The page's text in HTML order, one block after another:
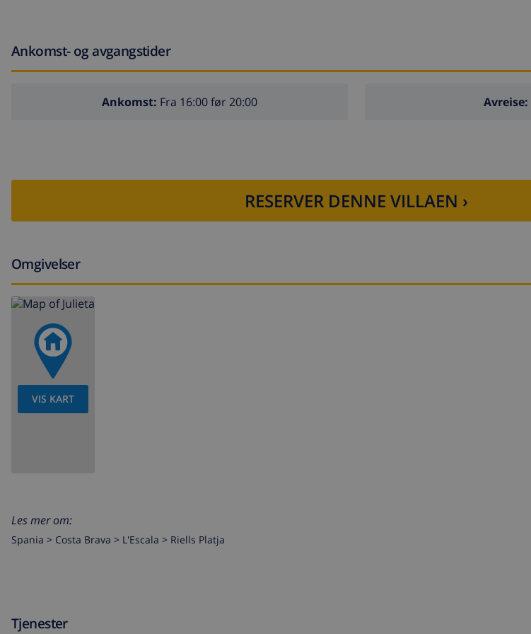
Ankomst- og avgangstider
Ankomst: Fra 16:00 før 20:00 Avreise:
RESERVER DENNE VILLAEN ›
Omgivelser
VIS KART
Les mer om:
Spania > Costa Brava > L'Escala > Riells Platja
Tjenester